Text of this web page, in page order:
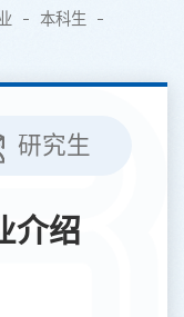
本科生
研究生
介绍